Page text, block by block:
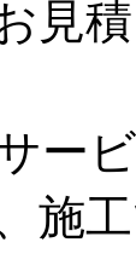
見
ー
施